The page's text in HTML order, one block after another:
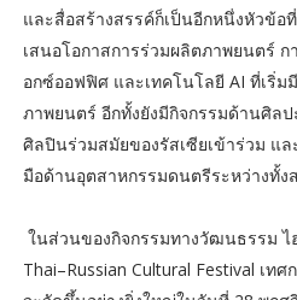
และสื่อสร้างสรรค์ก็เป็นอีกหนึ่งหัวข้
เสนอโอกาสการร่วมผลิตภาพยนตร์ ก
อกซ์ออฟฟิศ และเทคโนโลยี AI ที่เริ่
ภาพยนตร์ อีกทั้งยังมีกิจกรรมด้านศิล
ศิลปินร่วมสมัยของรัสเซียเข้าร่วม แ
มือด้านอุตสาหกรรมดนตรีระหว่างทั้ง
ในส่วนของกิจกรรมทางวัฒนธรรม ไ
Thai–Russian Cultural Festival เ